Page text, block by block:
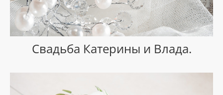
Свадьба Катерины и Влада.